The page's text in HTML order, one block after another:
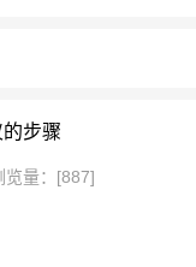
步骤
览量：[887]